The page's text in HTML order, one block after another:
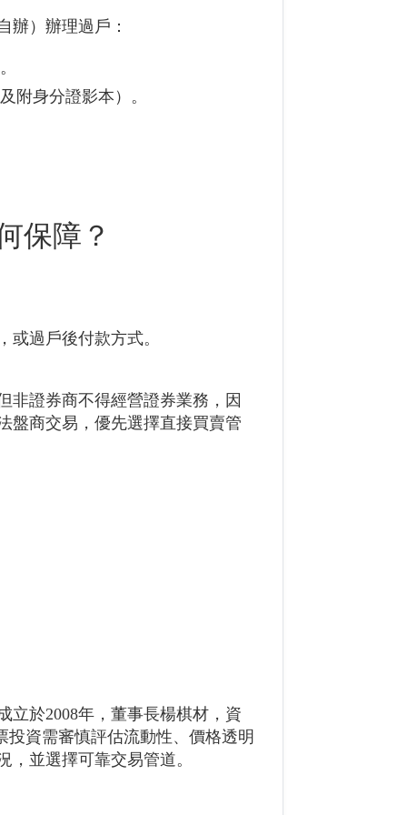
辦）辦理過戶：
附身分證影本）。
保障？
或過戶後付款方式。
非證券商不得經營證券業務，因
盤商交易，優先選擇直接買賣管
立於2008年，董事長楊棋材，資
資需審慎評估流動性、價格透明
並選擇可靠交易管道。